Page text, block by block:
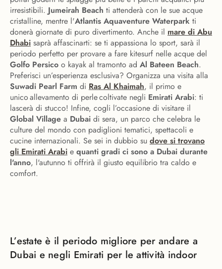
irresistibili. Jumeirah Beach ti attenderà con le sue acque
cristalline, mentre l'Atlantis Aquaventure Waterpark ti
donerà giornate di puro divertimento. Anche il mare di Abu
Dhabi saprà affascinarti: se ti appassiona lo sport, sarà il
periodo perfetto per provare a fare kitesurf nelle acque del
Golfo Persico o kayak al tramonto ad Al Bateen Beach.
Preferisci un’esperienza esclusiva? Organizza una visita alla
Suwadi Pearl Farm di Ras Al Khaimah, il primo e
unico allevamento di perle coltivate negli Emirati Arabi: ti
lascerà di stucco! Infine, cogli l’occasione di visitare il
Global Village a Dubai di sera, un parco che celebra le
culture del mondo con padiglioni tematici, spettacoli e
cucine internazionali. Se sei in dubbio su dove si trovano
gli Emirati Arabi e quanti gradi ci sono a Dubai durante
l'anno, l'autunno ti offrirà il giusto equilibrio tra caldo e
comfort.
L’estate è il periodo migliore per andare a
Dubai e negli Emirati per le attività indoor